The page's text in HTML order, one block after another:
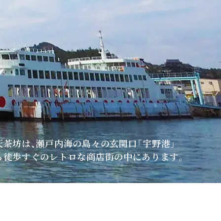
坊は、瀬戸内海の島々の玄関口「宇野港」
徒歩すぐのレトロな商店街の中にあります。